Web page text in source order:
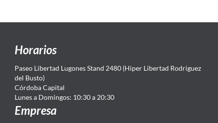
Horarios
Paseo Libertad Lugones Stand 2480 (Hiper Libertad Rodriguez
del Busto)
Córdoba Capital
Lunes a Domingos: 10:30 a 20:30
Empresa